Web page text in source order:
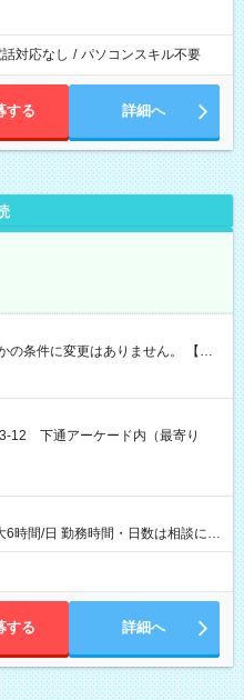
話対応なし / パソコンスキル不要
する 詳細へ
件に変更はありません。 【試
間の長さ：1ヶ月 雇用形態、給与
12 下通アーケード内（最寄り
6時間/日 勤務時間・日数は相談に応
募集しています！
する 詳細へ